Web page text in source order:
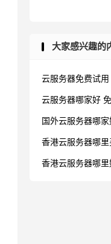
大家感兴趣的
云服务器免费试用
云服务器哪家好
国外云服务器哪家
香港云服务器哪里
香港云服务器哪里